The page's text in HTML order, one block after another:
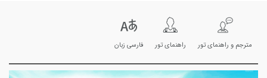
مترجم و راهنمای تور راهنمای تور فارسی زبان